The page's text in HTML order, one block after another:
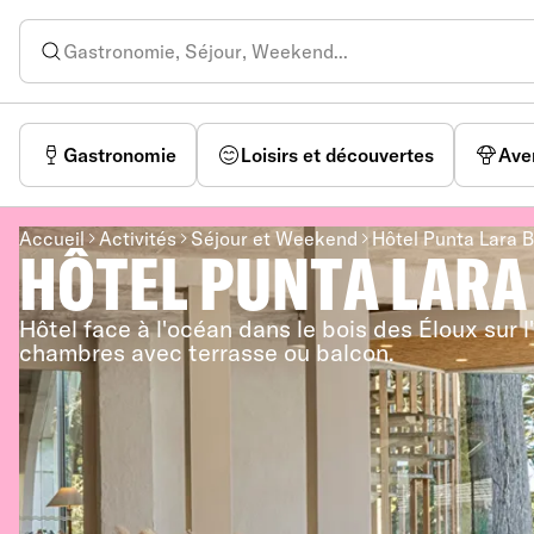
Gastronomie Loisirs et découvertes
Accueil Activités Séjour et Weekend Hôtel Punta Lara
HÔTEL PUNTA LARA
Hôtel face à l'océan dans le bois des Éloux sur
chambres avec terrasse ou balcon.